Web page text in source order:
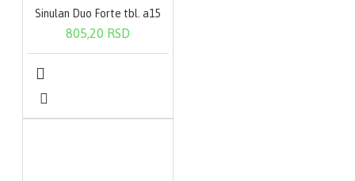
Sinulan Duo Forte tbl. a15
805,20 RSD